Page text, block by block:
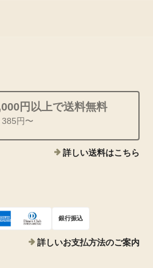
円以上で送料無料
円〜
詳しい送料はこちら
銀行振込
詳しいお支払方法のご案内